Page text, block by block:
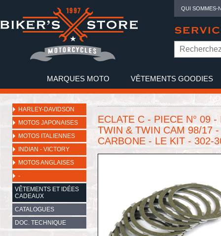
QUI SOMMES-
MARQUES MOTO VÊTEMENTS GOODIES
HARLEY-DAVIDSON
MOTOS JAPONAISES
MOTOS ITALIENNES
INDIAN - VICTORY
MOTOS ANGLAISES
-
VÊTEMENTS ET IDÉES
CADEAUX
CATALOGUES
DOC. TECHNIQUE
ECLATE C - PIECE N° 09
TWIN & TWIN CAM 98/17
CARBONE - LE KIT - 302-